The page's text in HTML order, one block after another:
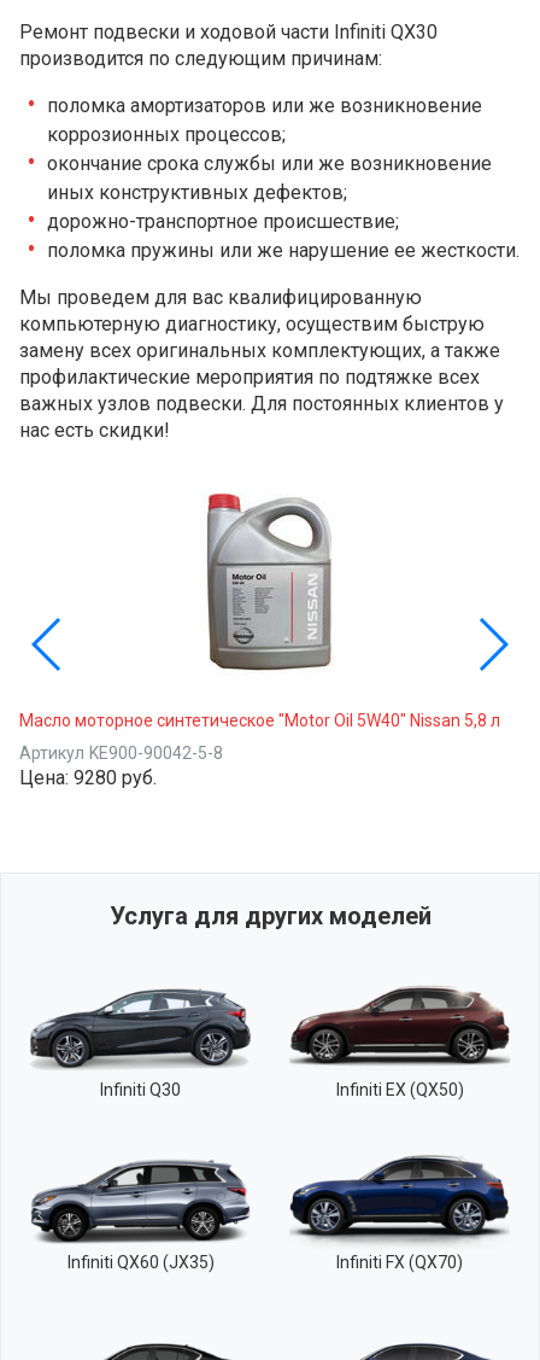
Ремонт подвески и ходовой части Infiniti QX30
производится по следующим причинам:
поломка амортизаторов или же возникновение
коррозионных процессов;
окончание срока службы или же возникновение
иных конструктивных дефектов;
дорожно-транспортное происшествие;
поломка пружины или же нарушение ее жесткости.
Мы проведем для вас квалифицированную
компьютерную диагностику, осуществим быструю
замену всех оригинальных комплектующих, а также
профилактические мероприятия по подтяжке всех
важных узлов подвески. Для постоянных клиентов у
нас есть скидки!
Масло моторное синтетическое "Motor Oil 5W40" Nissan 5,8 л
Артикул KE900-90042-5-8
Цена: 9280 руб.
Услуга для других моделей
Infiniti Q30 Infiniti EX (QX50)
Infiniti QX60 (JX35) Infiniti FX (QX70)